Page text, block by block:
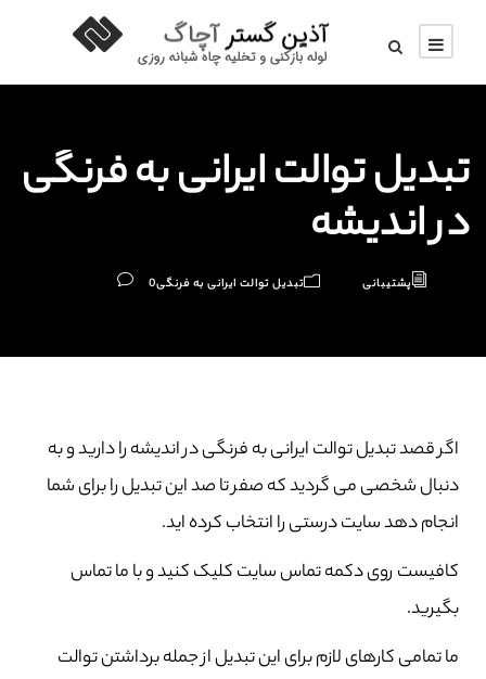
تبدیل توالت ایرانی به فرنگی
در اندیشه
پشتیبانی تبدیل توالت ایرانی به فرنگی0
اگر قصد تبدیل توالت ایرانی به فرنگی در اندیشه را دارید و به
دنبال شخصی می گردید که صفر تا صد این تبدیل را برای شما
انجام دهد سایت درستی را انتخاب کرده اید.
کافیست روی دکمه تماس سایت کلیک کنید و با ما تماس
بگیرید.
ما تمامی کارهای لازم برای این تبدیل از جمله برداشتن توالت